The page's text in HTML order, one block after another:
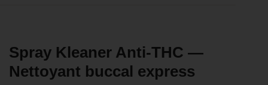
Spray Kleaner Anti-THC —
Nettoyant buccal express